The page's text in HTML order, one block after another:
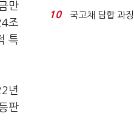
만
조
특
년
판
지에 상한가...
10
국고채 담합 과